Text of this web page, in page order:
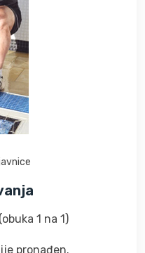
1 na 1)
pronađen.